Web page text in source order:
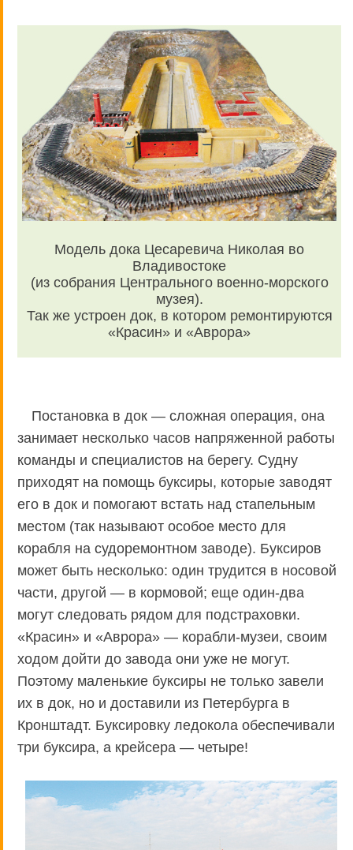
Модель дока Цесаревича Николая во
Владивостоке
(из собрания Центрального военно-морского
музея).
Так же устроен док, в котором ремонтируются
«Красин» и «Аврора»
Постановка в док — сложная операция, она
занимает несколько часов напряженной работы
команды и специалистов на берегу. Судну
приходят на помощь буксиры, которые заводят
его в док и помогают встать над стапельным
местом (так называют особое место для
корабля на судоремонтном заводе). Буксиров
может быть несколько: один трудится в носовой
части, другой — в кормовой; еще один-два
могут следовать рядом для подстраховки.
«Красин» и «Аврора» — корабли-музеи, своим
ходом дойти до завода они уже не могут.
Поэтому маленькие буксиры не только завели
их в док, но и доставили из Петербурга в
Кронштадт. Буксировку ледокола обеспечивали
три буксира, а крейсера — четыре!